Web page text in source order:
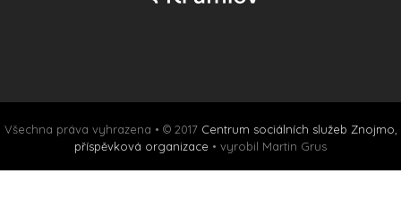
Všechna práva vyhrazena • © 2017 Centrum sociálních služeb Znojmo,
příspěvková organizace • vyrobil Martin Grus